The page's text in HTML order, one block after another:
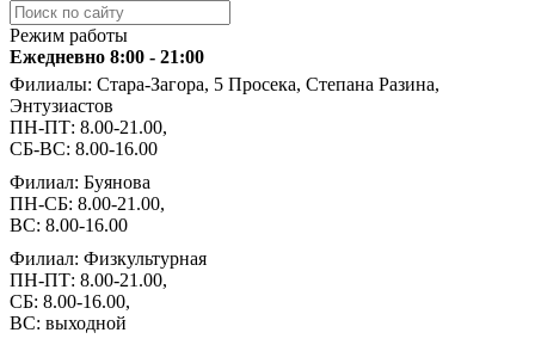
Режим работы
Ежедневно 8:00 - 21:00
Филиалы: Стара-Загора, 5 Просека, Степана Разина,
Энтузиастов
ПН-ПТ: 8.00-21.00,
СБ-ВС: 8.00-16.00
Филиал: Буянова
ПН-СБ: 8.00-21.00,
ВС: 8.00-16.00
Филиал: Физкультурная
ПН-ПТ: 8.00-21.00,
СБ: 8.00-16.00,
ВС: выходной